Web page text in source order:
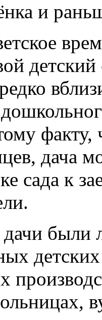
и
факту,
дача
сада к
дачи